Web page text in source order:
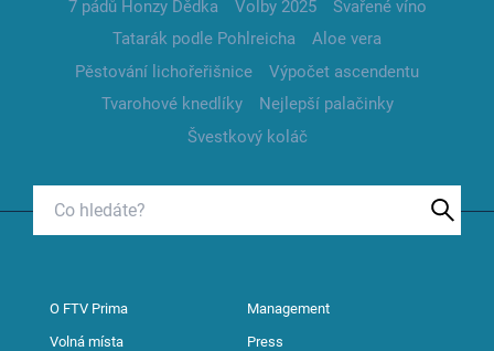
7 pádů Honzy Dědka
Volby 2025
Svařené víno
Tatarák podle Pohlreicha
Aloe vera
Pěstování lichořeřišnice
Výpočet ascendentu
Tvarohové knedlíky
Nejlepší palačinky
Švestkový koláč
O FTV Prima Management
Volná místa Press